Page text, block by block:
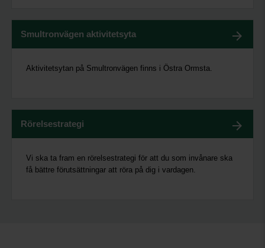
Smultronvägen aktivitetsyta
Aktivitetsytan på Smultronvägen finns i Östra Ormsta.
Rörelsestrategi
Vi ska ta fram en rörelsestrategi för att du som invånare ska
få bättre förutsättningar att röra på dig i vardagen.